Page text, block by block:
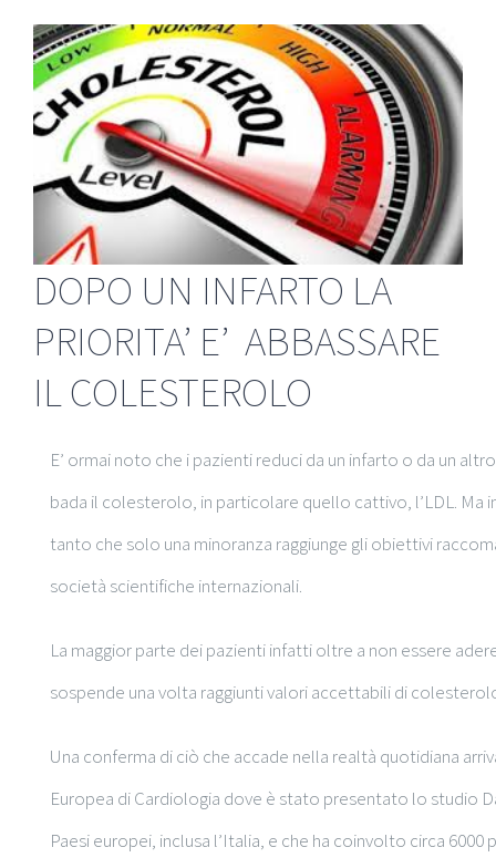
DOPO UN INFARTO LA
PRIORITA’ E’ ABBASSARE
IL COLESTEROLO
E’ ormai noto che i pazienti reduci da un infarto o da un
bada il colesterolo, in particolare quello cattivo, l’LDL.
tanto che solo una minoranza raggiunge gli obiettivi
società scientifiche internazionali.
La maggior parte dei pazienti infatti oltre a non essere
sospende una volta raggiunti valori accettabili di
Una conferma di ciò che accade nella realtà quotidiana
Europea di Cardiologia dove è stato presentato lo studio
Paesi europei, inclusa l’Italia, e che ha coinvolto circa